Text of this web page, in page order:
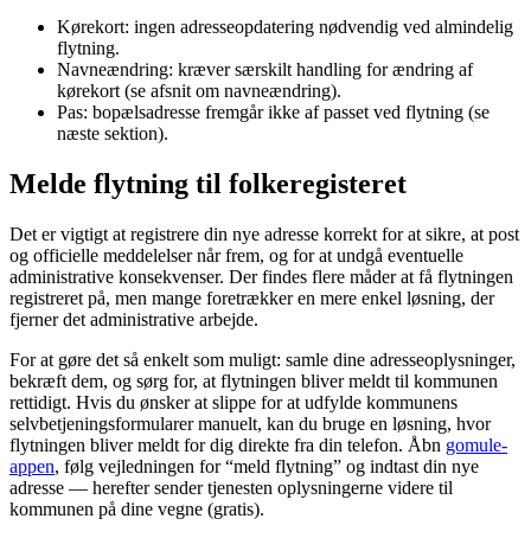
Kørekort: ingen adresseopdatering nødvendig ved almindelig
flytning.
Navneændring: kræver særskilt handling for ændring af
kørekort (se afsnit om navneændring).
Pas: bopælsadresse fremgår ikke af passet ved flytning (se
næste sektion).
Melde flytning til folkeregisteret
Det er vigtigt at registrere din nye adresse korrekt for at sikre, at post
og officielle meddelelser når frem, og for at undgå eventuelle
administrative konsekvenser. Der findes flere måder at få flytningen
registreret på, men mange foretrækker en mere enkel løsning, der
fjerner det administrative arbejde.
For at gøre det så enkelt som muligt: samle dine adresseoplysninger,
bekræft dem, og sørg for, at flytningen bliver meldt til kommunen
rettidigt. Hvis du ønsker at slippe for at udfylde kommunens
selvbetjeningsformularer manuelt, kan du bruge en løsning, hvor
flytningen bliver meldt for dig direkte fra din telefon. Åbn gomule-
appen, følg vejledningen for “meld flytning” og indtast din nye
adresse — herefter sender tjenesten oplysningerne videre til
kommunen på dine vegne (gratis).